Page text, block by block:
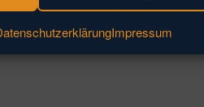
Impressum